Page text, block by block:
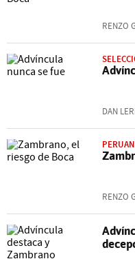
RENZO
DAN
RENZO